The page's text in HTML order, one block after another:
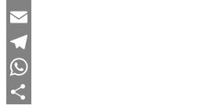
Twitter
Email
Telegram
WhatsApp